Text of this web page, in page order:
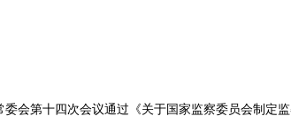
会第十四次会议通过《关于国家监察委员会制定